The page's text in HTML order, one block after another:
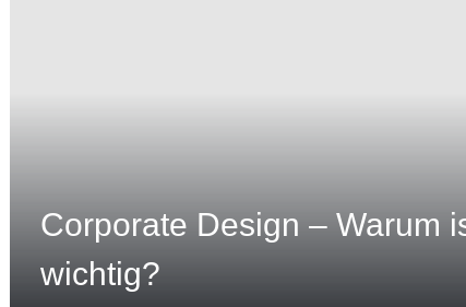
Corporate Design – Warum
wichtig?